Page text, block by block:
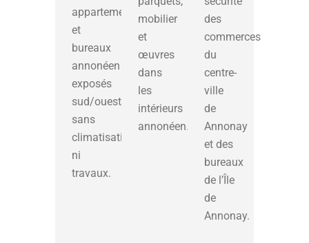
appartements
et
bureaux
annonéen
exposés
sud/ouest,
sans
climatisation
ni
travaux.
mobilier
et
œuvres
dans
les
intérieurs
annonéen.
des
commerces
du
centre-
ville
de
Annonay
et des
bureaux
de l’Île
de
Annonay.